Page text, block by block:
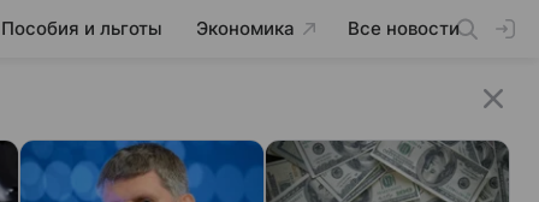
Пособия и льготы Экономика Все новости